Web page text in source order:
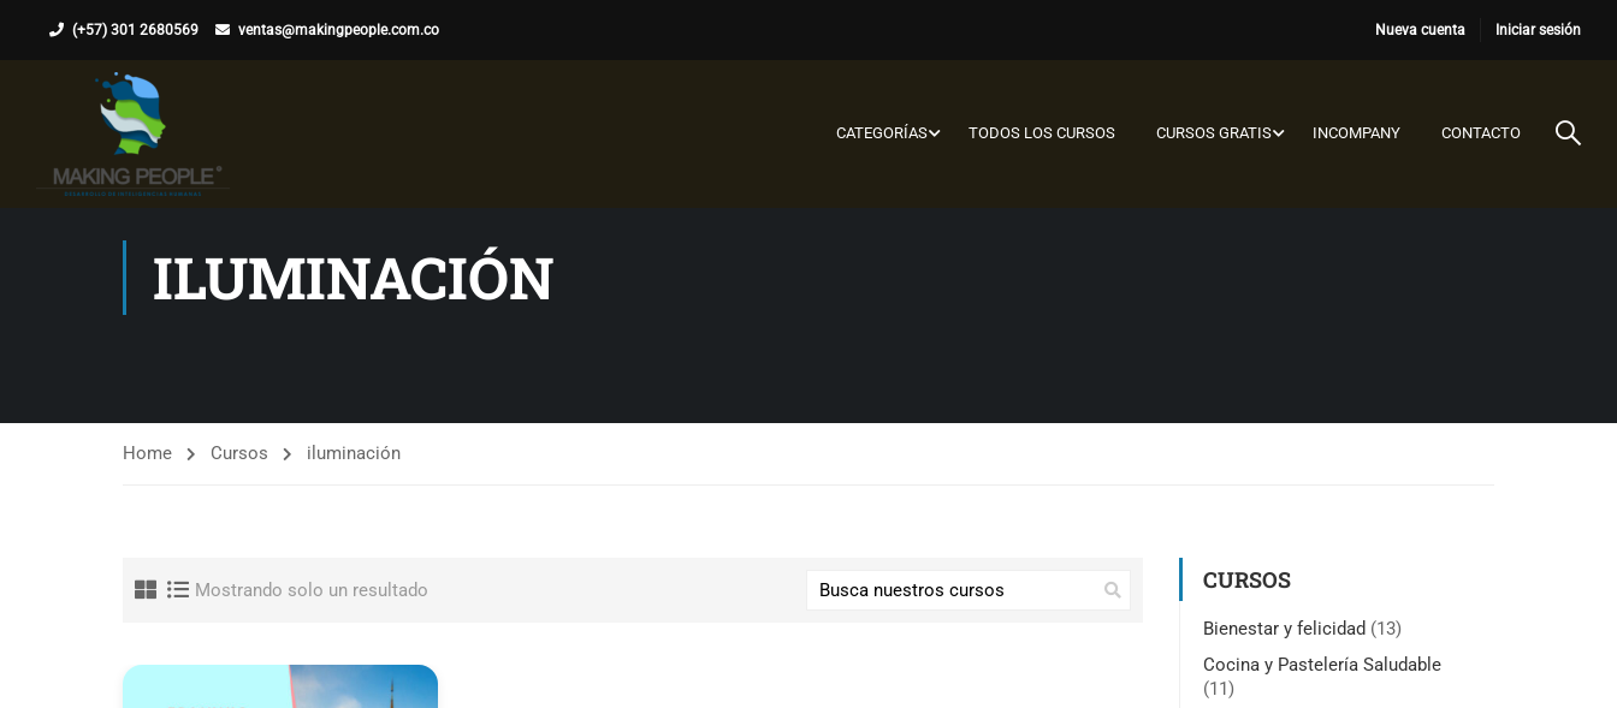
(+57) 301 2680569 ventas@makingpeople.com.co Nueva cuenta Iniciar sesión
CATEGORÍAS TODOS LOS CURSOS CURSOS GRATIS INCOMPANY CONTACTO
ILUMINACIÓN
Home Cursos iluminación
Mostrando solo un resultado CURSOS
Bienestar y felicidad (13)
Cocina y Pastelería Saludable
(11)